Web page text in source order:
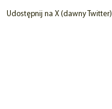
Udostępnij na X (dawny Twitter)